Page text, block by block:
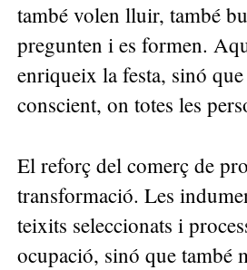
també volen lluir, també
pregunten i es formen.
enriqueix la festa, sinó
conscient, on totes les
El reforç del comerç de
transformació. Les
teixits seleccionats i
ocupació, sinó que també